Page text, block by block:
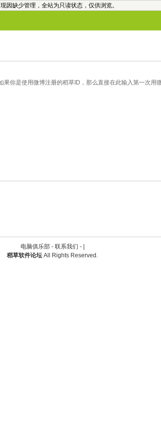
现因缺少管理，全站为只读状态，仅供浏览。
你是使用微博注册的稻草ID，那么直接在此输入第一次用微
电脑俱乐部 - 联系我们 -
稻草软件论坛 All Rights Reserved.